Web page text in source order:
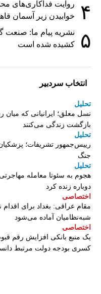
۴
خوابیدن زیر آسمان
۵
نشریه پیام ما: صنعت
کشیده شده است
انتخاب سردبیر
تحلیل
نسل معلق؛ ایرانیانی که میان
بازگشت زندگی می‌کنند
تحلیل
رییس‌جمهور تشریفات؛
جنگ
تحلیل
هجوم به سئوتا معامله مهاجرتی
دوباره زنده کرد
اختصاصی
مقام عراقی: بغداد برای اقدام
شبه‌نظامیان آماده می‌شود
اختصاصی
یک منبع بانکی افزایش رقم
کسری بودجه دولت مرتبط